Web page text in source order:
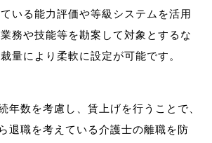
いる能力評価や等級システムを活用
務や技能等を勘案して対象とするな
量により柔軟に設定が可能です。
年数を考慮し、賃上げを行うことで、
退職を考えている介護士の離職を防